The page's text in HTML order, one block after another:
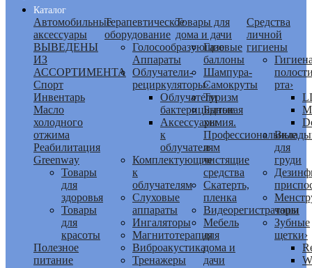
Каталог
Автомобильные
аксессуары
ВЫВЕДЕНЫ
ИЗ
АССОРТИМЕНТА
Спорт
Инвентарь
Масло
холодного
отжима
Реабилитация
Greenway
Товары
для
здоровья
Товары
для
красоты
Полезное
питание
Терапевтическое
оборудование
Голосообразующие
Аппараты
Облучатели-
рециркуляторы›
Облучатели
бактерицидные
Аксессуары
к
облучателям
Комплектующие
к
облучателям
Слуховые
аппараты
Ингаляторы
Магнитотерапия
Виброакустика
Тренажеры
Товары для
дома и дачи
Газовые
баллоны
Шампура-
Самокруты
Туризм
Бытовая
химия.
Профессиональные
и
чистящие
средства
Скатерть,
пленка
Видеорегистраторы
Мебель
для
дома и
дачи
Средства
личной
гигиены
рта›
для
груди
чаши
Зубные
щетки›